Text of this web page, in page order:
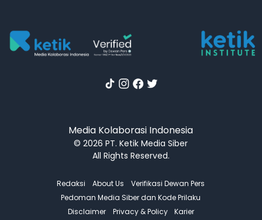
Media Kolaborasi Indonesia
© 2026 PT. Ketik Media Siber
All Rights Reserved.
Redaksi About Us
Verifikasi Dewan Pers
Pedoman Media Siber dan Kode Prilaku
Disclaimer
Privacy & Policy Karier